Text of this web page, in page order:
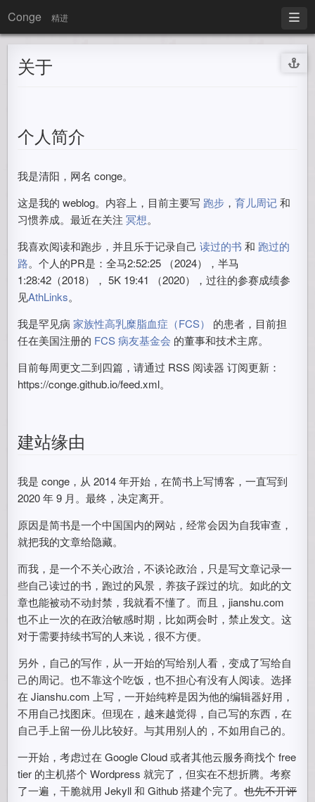
Conge 精进
关于
个人简介
我是清阳，网名 conge。
这是我的 weblog。内容上，目前主要写 跑步 ，育儿周记和
习惯养成。最近在关注冥想。
我喜欢阅读和跑步，并且乐于记录自己读过的书 和 跑过的
路。个人的PR是：全马2:52:25 （2024），半马
1:28:42（2018）， 5K 19:41 （2020），过往的参赛成绩参
见AthLinks。
我是罕见病家族性高乳糜脂血症（FCS）
的患者，目前担
任在美国注册的 FCS 病友基金会 的董事和技术主席。
目前每周更文二到四篇，请通过 RSS 阅读器 订阅更新：
https://conge.github.io/feed.xml。
建站缘由
我是 conge，从 2014 年开始，在简书上写博客，一直写到
2020 年 9 月。最终，决定离开。
原因是简书是一个中国国内的网站，经常会因为自我审查，
就把我的文章给隐藏。
而我，是一个不关心政治，不谈论政治，只是写文章记录一
些自己读过的书，跑过的风景，养孩子踩过的坑。如此的文
章也能被动不动封禁，我就看不懂了。而且，jianshu.com
也不止一次的在政治敏感时期，比如两会时，禁止发文。这
对于需要持续书写的人来说，很不方便。
另外，自己的写作，从一开始的写给别人看，变成了写给自
己的周记。也不靠这个吃饭，也不担心有没有人阅读。选择
在 Jianshu.com 上写，一开始纯粹是因为他的编辑器好用，
不用自己找图床。但现在，越来越觉得，自己写的东西，在
自己手上留一份儿比较好。与其用别人的，不如用自己的。
一开始，考虑过在 Google Cloud 或者其他云服务商找个 free
tier 的主机搭个 Wordpress 就完了，但实在不想折腾。考察
了一遍，干脆就用 Jekyll 和 Github 搭建个完了。也先不开评